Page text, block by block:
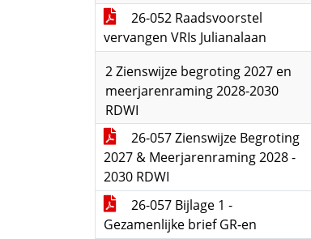
26-052 Raadsvoorstel
vervangen VRIs Julianalaan
2 Zienswijze begroting 2027 en
meerjarenraming 2028-2030
RDWI
26-057 Zienswijze Begroting
2027 & Meerjarenraming 2028 -
2030 RDWI
26-057 Bijlage 1 -
Gezamenlijke brief GR-en